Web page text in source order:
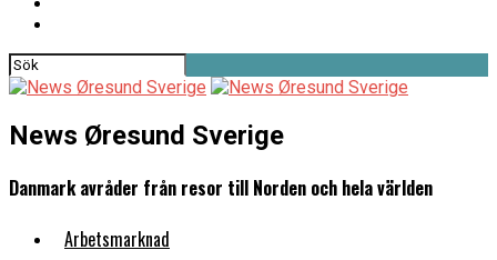
News Øresund Sverige
Danmark avråder från resor till Norden och hela världen
Arbetsmarknad